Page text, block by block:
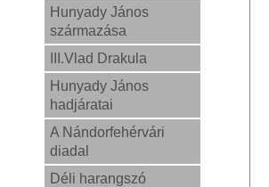
Hunyady János
származása
III.Vlad Drakula
Hunyady János
hadjáratai
A Nándorfehérvári
diadal
Déli harangszó